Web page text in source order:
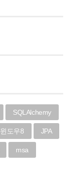
SQLAlchemy
윈도우8 JPA
msa